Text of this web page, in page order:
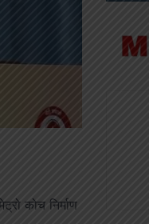
कोच निर्माण